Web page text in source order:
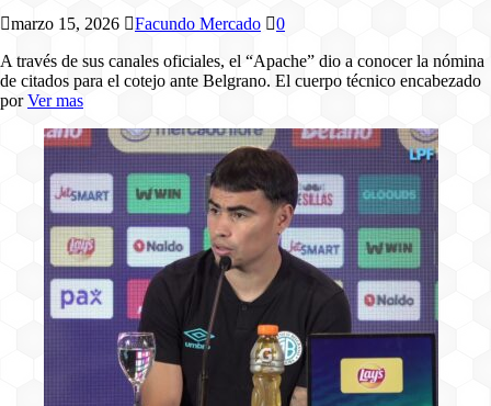
marzo 15, 2026 Facundo Mercado
0
A través de sus canales oficiales, el “Apache” dio a conocer la nómina
de citados para el cotejo ante Belgrano. El cuerpo técnico encabezado
porVer mas